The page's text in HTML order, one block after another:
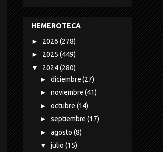
HEMEROTECA
► 2026 (278)
► 2025 (449)
▼ 2024(280)
► diciembre (27)
► noviembre (41)
► octubre (14)
► septiembre (17)
► agosto (8)
▼ julio (15)